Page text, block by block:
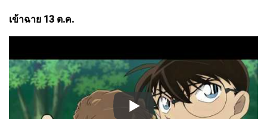
เข้าฉาย 13 ต.ค.